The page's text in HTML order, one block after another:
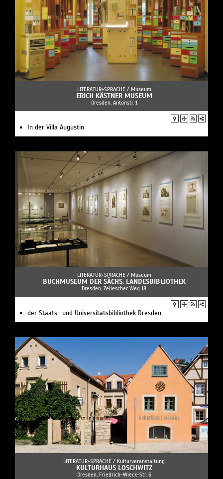
LITERATUR+SPRACHE / Museum
ERICH KÄSTNER MUSEUM
Dresden, Antonstr. 1
In der Villa Augustin
LITERATUR+SPRACHE / Museum
BUCHMUSEUM DER SÄCHS. LANDESBIBLIOTHEK
Dresden, Zellescher Weg 18
der Staats- und Universitätsbibliothek Dresden
LITERATUR+SPRACHE / Kulturveranstaltung
KULTURHAUS LOSCHWITZ
Dresden, Friedrich-Wieck-Str. 6